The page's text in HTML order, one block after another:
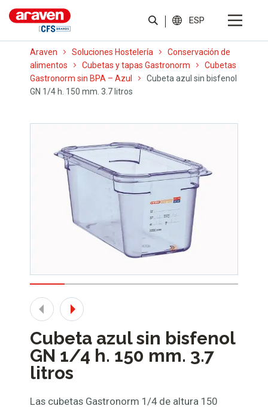
ESP
Araven Soluciones Hostelería
Conservación de
alimentos
Cubetas y tapas Gastronorm
Cubetas
Gastronorm sin BPA – Azul
Cubeta azul sin bisfenol
GN 1/4 h. 150 mm. 3.7 litros
Cubeta azul sin bisfenol
GN 1/4 h. 150 mm. 3.7
litros
Las cubetas Gastronorm 1/4 de altura 150